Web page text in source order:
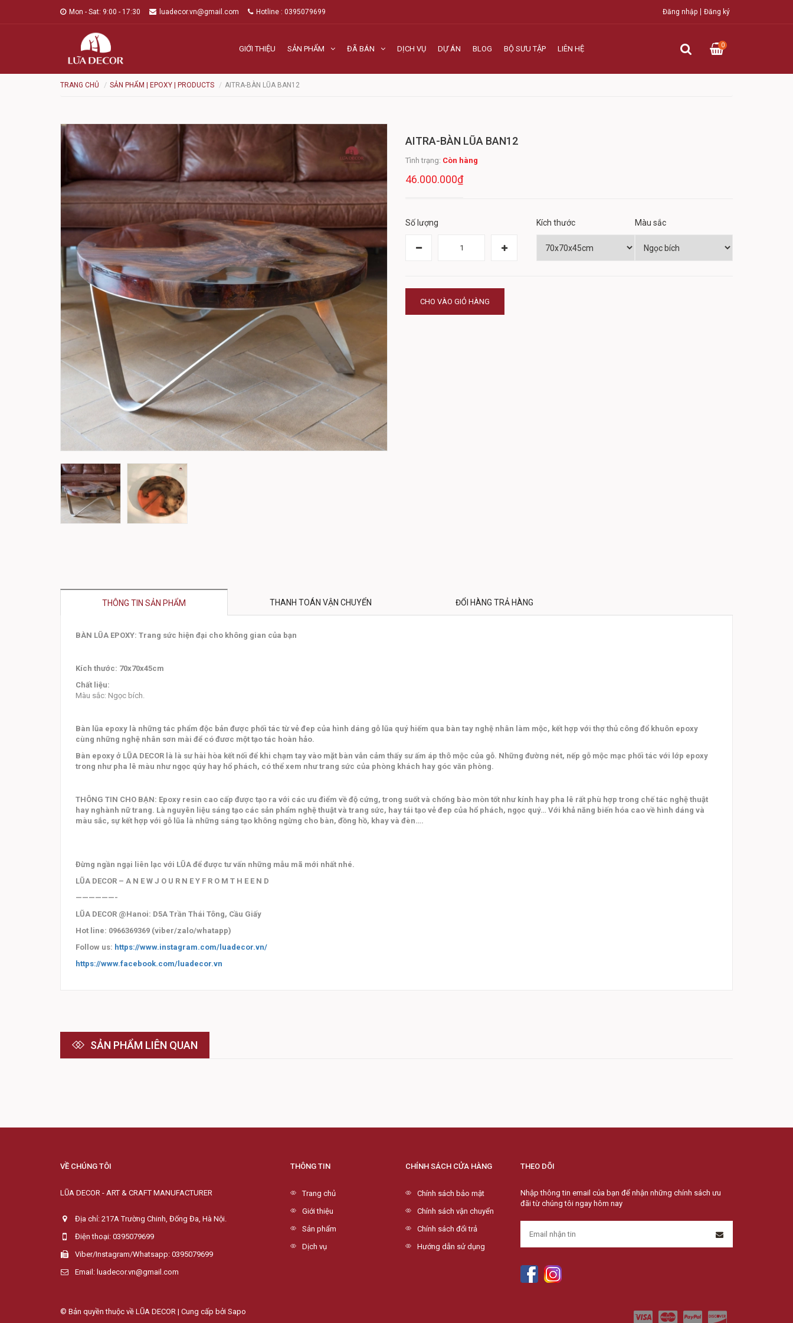
Mon - Sat: 9:00 - 17:30 luadecor.vn@gmail.com Hotline : 0395079699 Đăng nhập Đăng ký
GIỚI THIỆU SẢN PHẨM ĐÃ BÁN DỊCH VỤ DỰ ÁN BLOG BỘ SƯU TẬP LIÊN HỆ 0
TRANG CHỦ SẢN PHẨM | EPOXY | PRODUCTS AITRA-BÀN LŨA BAN12
AITRA-BÀN LŨA BAN12
Tình trạng: Còn hàng
46.000.000₫
Số lượng Kích thước Màu sắc
CHO VÀO GIỎ HÀNG
THÔNG TIN SẢN PHẨM THANH TOÁN VẬN CHUYỂN ĐỔI HÀNG TRẢ HÀNG
BÀN LŨA EPOXY: Trang sức hiện đại cho không gian của bạn
Kích thước: 70x70x45cm
Chất liệu:
Màu sắc: Ngọc bích.
Bàn lũa epoxy là những tác phẩm độc bản được phối tác từ vẻ đep của hình dáng gỗ lũa quý hiếm qua bàn tay nghệ nhân làm mộc, kết hợp với thợ thủ công đổ khuôn epoxy
cùng những nghệ nhân sơn mài để có đươc một tạo tác hoàn hảo.
Bàn epoxy ở LŨA DECOR là là sư hài hòa kết nối để khi chạm tay vào mặt bàn vẫn cảm thấy sư ấm áp thô mộc của gỗ. Những đường nét, nếp gỗ mộc mạc phối tác với lớp epoxy
trong như pha lê màu như ngọc qúy hay hổ phách, có thể xem như trang sức của phòng khách hay góc văn phòng.
THÔNG TIN CHO BẠN: Epoxy resin cao cấp được tạo ra với các ưu điểm về độ cứng, trong suốt và chống bào mòn tốt như kính hay pha lê rất phù hợp trong chế tác nghệ thuật
hay nghành nữ trang. Là nguyên liệu sáng tạo các sản phẩm nghệ thuật và trang sức, hay tái tạo vẻ đep của hổ phách, ngọc quý… Với khả năng biến hóa cao về hình dáng và
màu sắc, sự kết hợp với gỗ lũa là những sáng tạo không ngừng cho bàn, đồng hồ, khay và đèn….
Đừng ngần ngại liên lạc với LŨA để được tư vấn những mẫu mã mới nhất nhé.
LŨA DECOR – A N E W J O U R N E Y F R O M T H E E N D
——————-
LŨA DECOR @Hanoi: D5A Trần Thái Tông, Cầu Giấy
Hot line: 0966369369 (viber/zalo/whatapp)
Follow us: https://www.instagram.com/luadecor.vn/
https://www.facebook.com/luadecor.vn
SẢN PHẨM LIÊN QUAN
VỀ CHÚNG TÔI
LŨA DECOR - ART & CRAFT MANUFACTURER
Địa chỉ: 217A Trường Chinh, Đống Đa, Hà Nội.
Điện thoại: 0395079699
Viber/Instagram/Whatsapp: 0395079699
Email: luadecor.vn@gmail.com
THÔNG TIN
Trang chủ
Giới thiệu
Sản phẩm
Dịch vụ
CHÍNH SÁCH CỬA HÀNG
Chính sách bảo mật
Chính sách vận chuyển
Chính sách đổi trả
Hướng dẫn sử dụng
THEO DÕI
Nhập thông tin email của bạn để nhận những chính sách ưu
đãi từ chúng tôi ngay hôm nay
© Bản quyền thuộc về LŨA DECOR | Cung cấp bởi Sapo